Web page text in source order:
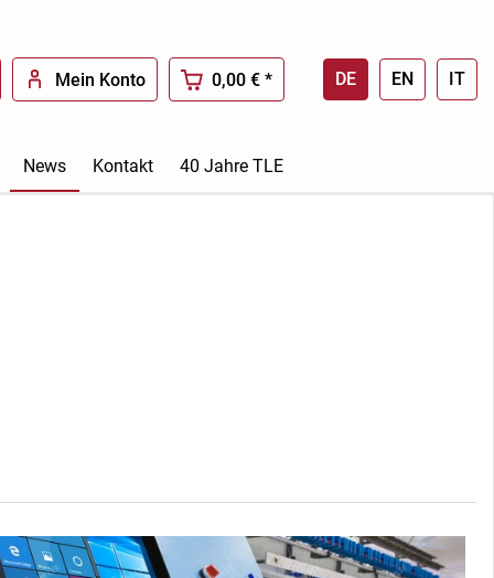
DE EN IT
Mein Konto 0,00 € *
News Kontakt 40 Jahre TLE